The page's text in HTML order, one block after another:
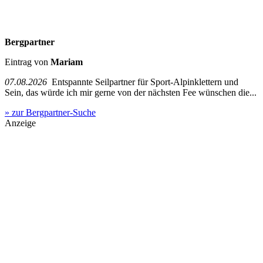
Bergpartner
Eintrag von Mariam
07.08.2026 Entspannte Seilpartner für Sport-Alpinklettern und
Sein, das würde ich mir gerne von der nächsten Fee wünschen die...
» zur Bergpartner-Suche
Anzeige